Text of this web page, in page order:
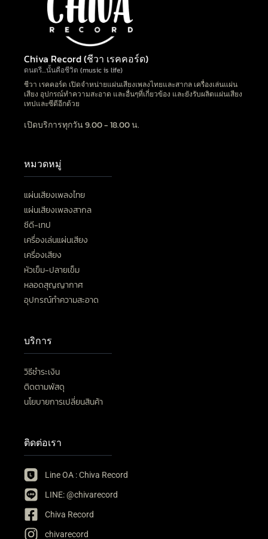
Chiva Record (ชีวา เรคคอร์ด)
ดนตรี…นั้นคือชีวิต (music is life)
ชีวา เรคคอร์ด เปิดจำหน่ายแผ่นเสียงเพลงไทยและสากล เครื่องเล่นแผ่น
เสียง อุปกรณ์ทำความสะอาด และอื่นๆที่เกี่ยวข้อง และยังรับผลิตแผ่นเสียง
เทปและซีดีอีกด้วย
เปิดบริการทุกวัน 9.00 - 18.00 น.
หมวดหมู่
แผ่นเสียงเพลงไทย
แผ่นเสียงเพลงสากล
ซีดี-เทป
เครื่องเล่นแผ่นเสียง
เครื่องเสียง
หัวเข็ม-ปลายเข็ม
หลอดสุญญากาศ
อุปกรณ์ทำความสะอาด
บริการ
วิธีชำระเงิน
ติดตามพัสดุ
นโยบายการเปลี่ยนสินค้า
ติดต่อเรา
Line OA : Chiva Record
LINE: @chivarecord
Chiva Record
chivarecord